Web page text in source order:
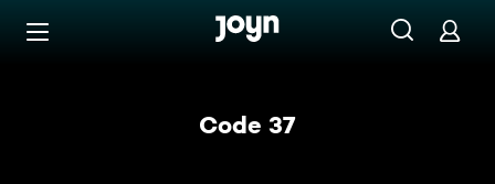
Zum Inhalt springen
Code 37